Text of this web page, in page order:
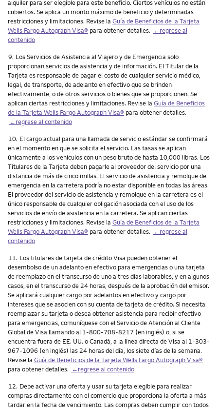
alquiler para ser elegible para este beneficio. Ciertos vehículos no están
cubiertos. Se aplica un monto máximo de beneficio y determinadas
restricciones y limitaciones. Revise la Guía de Beneficios de la Tarjeta
Wells Fargo Autograph Visa® para obtener detalles. ←regrese al
contenido
Nota
9. Los Servicios de Asistencia al Viajero y de Emergencia solo
proporcionan servicios de asistencia y de información. El Titular de la
Tarjeta es responsable de pagar el costo de cualquier servicio médico,
legal, de transporte, de adelanto en efectivo que se brinden
efectivamente, o de otros servicios o bienes que se proporcionen. Se
aplican ciertas restricciones y limitaciones. Revise la Guía de Beneficios
de la Tarjeta Wells Fargo Autograph Visa® para obtener detalles.
←regrese al contenido
Nota
10. El cargo actual para una llamada de servicio estándar se confirmará
en el momento en que se solicita el servicio. Las tasas se aplican
únicamente a los vehículos con un peso bruto de hasta 10,000 libras. Los
Titulares de la Tarjeta deben pagarle al proveedor del servicio por una
distancia de más de cinco millas. El servicio de asistencia y remolque de
emergencia en la carretera podría no estar disponible en todas las áreas.
El proveedor del servicio de asistencia y remolque en la carretera es el
único responsable de cualquier obligación asociada con el uso de los
servicios de envío de asistencia en la carretera. Se aplican ciertas
restricciones y limitaciones. Revise la Guía de Beneficios de la Tarjeta
Wells Fargo Autograph Visa® para obtener detalles. ←regrese al
contenido
Nota
11. Los titulares de tarjeta de crédito Visa pueden obtener el
desembolso de un adelanto en efectivo para emergencias o una tarjeta
de reemplazo en el transcurso de uno a tres días laborables, y en algunos
casos, en el transcurso de 24 horas, después de la aprobación del emisor.
Se aplicará cualquier cargo por adelantos en efectivo y cargo por
intereses que se asocien con su cuenta de tarjeta de crédito. Si necesita
reemplazar su tarjeta o desea obtener asistencia para recibir efectivo
para emergencias, comuníquese con el Servicio de Atención al Cliente
Global de Visa llamando al 1-800-708-8217 (en inglés) o, si se
encuentra fuera de EE. UU. o Canadá, a la línea directa de Visa al 1-303-
967-1096 (en inglés) las 24 horas del día, los siete días de la semana.
Revise la Guía de Beneficios de la Tarjeta Wells Fargo Autograph Visa®
para obtener detalles. ←regrese al contenido
Nota
12. Debe activar una oferta y usar su tarjeta elegible para realizar
compras directamente con el comercio que proporciona la oferta a más
tardar en la fecha de vencimiento. Las compras deben cumplir con todos